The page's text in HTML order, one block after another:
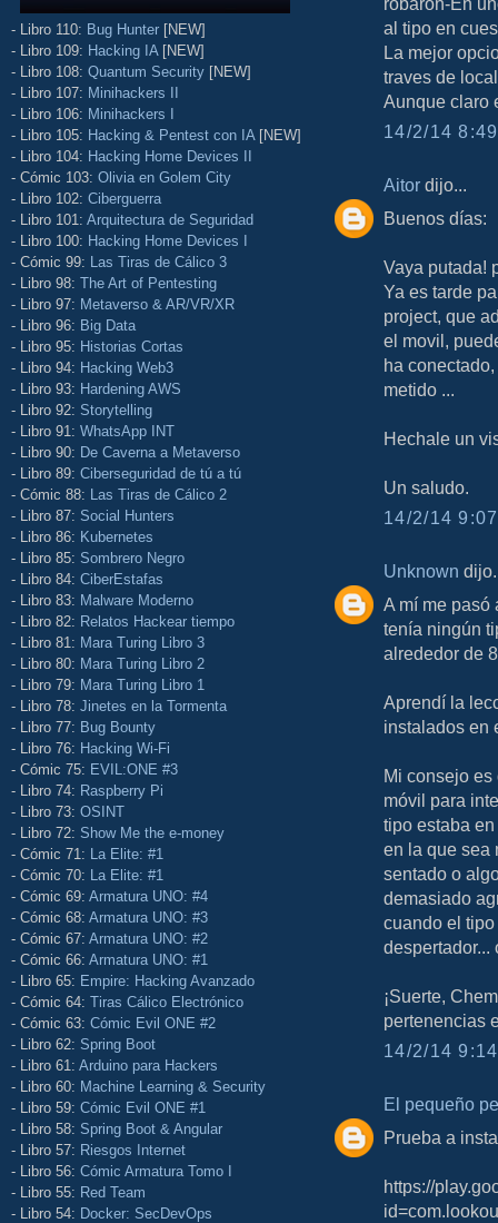
- Libro 110: Bug Hunter [NEW]
- Libro 109: Hacking IA [NEW]
- Libro 108: Quantum Security [NEW]
- Libro 107: Minihackers II
- Libro 106: Minihackers I
- Libro 105: Hacking & Pentest con IA [NEW]
- Libro 104: Hacking Home Devices II
- Cómic 103: Olivia en Golem City
- Libro 102: Ciberguerra
- Libro 101: Arquitectura de Seguridad
- Libro 100: Hacking Home Devices I
- Cómic 99: Las Tiras de Cálico 3
- Libro 98: The Art of Pentesting
- Libro 97: Metaverso & AR/VR/XR
- Libro 96: Big Data
- Libro 95: Historias Cortas
- Libro 94: Hacking Web3
- Libro 93: Hardening AWS
- Libro 92: Storytelling
- Libro 91: WhatsApp INT
- Libro 90: De Caverna a Metaverso
- Libro 89: Ciberseguridad de tú a tú
- Cómic 88: Las Tiras de Cálico 2
- Libro 87: Social Hunters
- Libro 86: Kubernetes
- Libro 85: Sombrero Negro
- Libro 84: CiberEstafas
- Libro 83: Malware Moderno
- Libro 82: Relatos Hackear tiempo
- Libro 81: Mara Turing Libro 3
- Libro 80: Mara Turing Libro 2
- Libro 79: Mara Turing Libro 1
- Libro 78: Jinetes en la Tormenta
- Libro 77: Bug Bounty
- Libro 76: Hacking Wi-Fi
- Cómic 75: EVIL:ONE #3
- Libro 74: Raspberry Pi
- Libro 73: OSINT
- Libro 72: Show Me the e-money
- Cómic 71: La Elite: #1
- Cómic 70: La Elite: #1
- Cómic 69: Armatura UNO: #4
- Cómic 68: Armatura UNO: #3
- Cómic 67: Armatura UNO: #2
- Cómic 66: Armatura UNO: #1
- Libro 65: Empire: Hacking Avanzado
- Cómic 64: Tiras Cálico Electrónico
- Cómic 63: Cómic Evil ONE #2
- Libro 62: Spring Boot
- Libro 61: Arduino para Hackers
- Libro 60: Machine Learning & Security
- Libro 59: Cómic Evil ONE #1
- Libro 58: Spring Boot & Angular
- Libro 57: Riesgos Internet
- Libro 56: Cómic Armatura Tomo I
- Libro 55: Red Team
- Libro 54: Docker: SecDevOps
al tipo en
La mejor
traves de
Aunque claro
14/2/14
Aitor dijo...
Buenos días:
Vaya putada!
Ya es tarde
project, que
el movil,
ha
metido ...
Hechale un
Un saludo.
14/2/14
Unknown
A mí me pasó
tenía ningún
alrededor de
Aprendí la
instalados en
Mi consejo es
móvil para
tipo estaba
en la que sea
sentado o
demasiado
cuando el
despertador...
¡Suerte,
pertenencias
14/2/14
El pequeño
Prueba a
https://